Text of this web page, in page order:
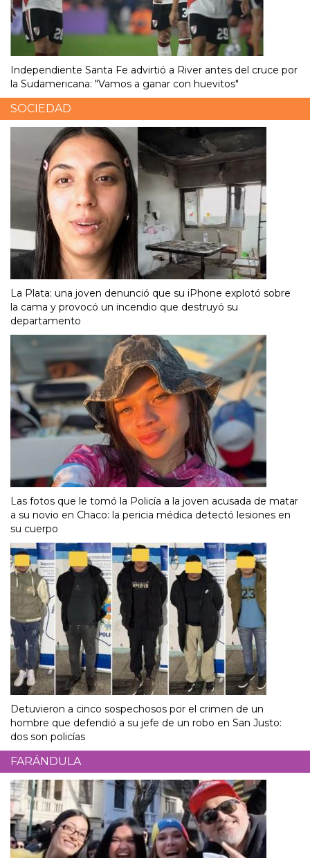
Independiente Santa Fe advirtió a River antes del cruce por
la Sudamericana: "Vamos a ganar con huevitos"
SOCIEDAD
La Plata: una joven denunció que su iPhone explotó sobre
la cama y provocó un incendio que destruyó su
departamento
Las fotos que le tomó la Policía a la joven acusada de matar
a su novio en Chaco: la pericia médica detectó lesiones en
su cuerpo
Detuvieron a cinco sospechosos por el crimen de un
hombre que defendió a su jefe de un robo en San Justo:
dos son policías
FARÁNDULA